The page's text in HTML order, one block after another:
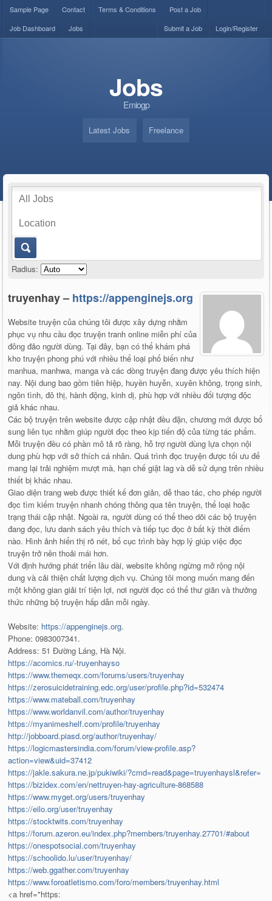
Sample Page Contact Terms & Conditions
Post a Job
Job Dashboard
Jobs Login/Register
Submit a Job
Jobs
Emiogp
Latest Jobs Freelance
Radius:
truyenhay – https://appenginejs.org
Website truyện của chúng tôi được xây dựng nhằm
phục vụ nhu cầu đọc truyện tranh online miễn phí của
đông đảo người dùng. Tại đây, bạn có thể khám phá
kho truyện phong phú với nhiều thể loại phổ biến như
manhua, manhwa, manga và các dòng truyện đang được yêu thích hiện
nay. Nội dung bao gồm tiên hiệp, huyền huyễn, xuyên không, trọng sinh,
ngôn tình, đô thị, hành động, kinh dị, phù hợp với nhiều đối tượng độc
giả khác nhau.
Các bộ truyện trên website được cập nhật đều đặn, chương mới được bổ
sung liên tục nhằm giúp người đọc theo kịp tiến độ của từng tác phẩm.
Mỗi truyện đều có phần mô tả rõ ràng, hỗ trợ người dùng lựa chọn nội
dung phù hợp với sở thích cá nhân. Quá trình đọc truyện được tối ưu để
mang lại trải nghiệm mượt mà, hạn chế giật lag và dễ sử dụng trên nhiều
thiết bị khác nhau.
Giao diện trang web được thiết kế đơn giản, dễ thao tác, cho phép người
đọc tìm kiếm truyện nhanh chóng thông qua tên truyện, thể loại hoặc
trạng thái cập nhật. Ngoài ra, người dùng có thể theo dõi các bộ truyện
đang đọc, lưu danh sách yêu thích và tiếp tục đọc ở bất kỳ thời điểm
nào. Hình ảnh hiển thị rõ nét, bố cục trình bày hợp lý giúp việc đọc
truyện trở nên thoải mái hơn.
Với định hướng phát triển lâu dài, website không ngừng mở rộng nội
dung và cải thiện chất lượng dịch vụ. Chúng tôi mong muốn mang đến
một không gian giải trí tiện lợi, nơi người đọc có thể thư giãn và thưởng
thức những bộ truyện hấp dẫn mỗi ngày.
Website: https://appenginejs.org.
Phone: 0983007341.
Address: 51 Đường Láng, Hà Nội.
https://acomics.ru/-truyenhayso
https://www.themeqx.com/forums/users/truyenhay
https://zerosuicidetraining.edc.org/user/profile.php?id=532474
https://www.mateball.com/truyenhay
https://www.worldanvil.com/author/truyenhay
https://myanimeshelf.com/profile/truyenhay
http://jobboard.piasd.org/author/truyenhay/
https://logicmastersindia.com/forum/view-profile.asp?
action=view&uid=37412
https://jakle.sakura.ne.jp/pukiwiki/?cmd=read&page=truyenhaysl&refer=
https://bizidex.com/en/nettruyen-hay-agriculture-868588
https://www.myget.org/users/truyenhay
https://eilo.org/user/truyenhay
https://stocktwits.com/truyenhay
https://forum.azeron.eu/index.php?members/truyenhay.27701/#about
https://onespotsocial.com/truyenhay
https://schoolido.lu/user/truyenhay/
https://web.ggather.com/truyenhay
https://www.foroatletismo.com/foro/members/truyenhay.html
<a href="https: